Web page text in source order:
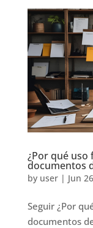
¿Por qué uso
documentos
by user| Jun
Seguir ¿Por
documentos